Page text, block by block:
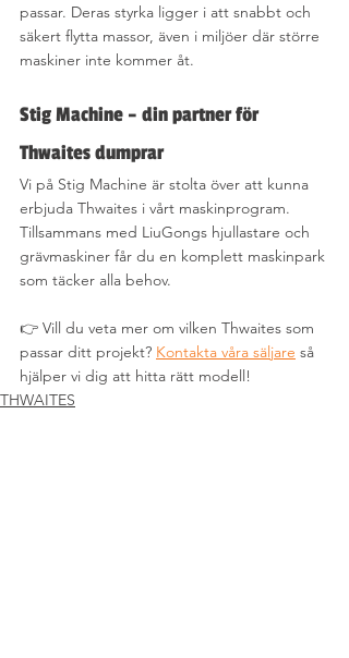
passar. Deras styrka ligger i att snabbt och
säkert flytta massor, även i miljöer där större
maskiner inte kommer åt.
Stig Machine – din partner för
Thwaites dumprar
Vi på Stig Machine är stolta över att kunna
erbjuda Thwaites i vårt maskinprogram.
Tillsammans med LiuGongs hjullastare och
grävmaskiner får du en komplett maskinpark
som täcker alla behov.
👉 Vill du veta mer om vilken Thwaites som
passar ditt projekt? Kontakta våra säljare så
hjälper vi dig att hitta rätt modell!
THWAITES